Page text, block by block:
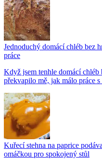
Jednoduchý domácí chléb bez
práce
Když jsem tenhle domácí chléb
překvapilo mě, jak málo práce
Kuřecí stehna na paprice
omáčkou pro spokojený stůl